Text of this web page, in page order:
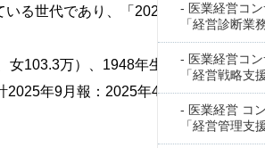
る世代であり、「 2025
年問題」の核
女103.3万）、 1948年生まれ195.2万人
2025年9月報： 2025年4月1日確定値）
医業経営コ
「経営診断業
医業経営コ
「経営戦略支
医業経営 コ
「経営管理支